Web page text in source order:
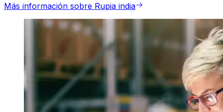
Más información sobre Rupia india